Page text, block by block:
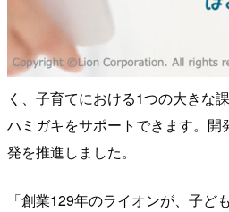
く、子育てにおける1つの大きな
ハミガキをサポートできます。
発を推進しました。
「創業129年のライオンが、子